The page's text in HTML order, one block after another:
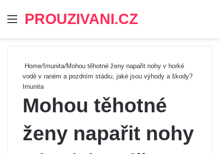
Menu
PROUZIVANI.CZ
Home/Imunita/Mohou těhotné ženy napařit nohy v horké
vodě v raném a pozdním stádiu, jaké jsou výhody a škody?
Imunita
Mohou těhotné
ženy napařit nohy